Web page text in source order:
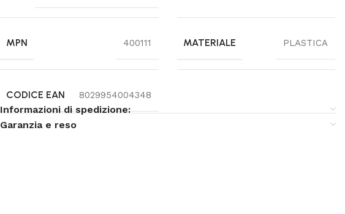
MPN 400111 MATERIALE PLASTICA
CODICE EAN 8029954004348
Informazioni di spedizione:
Garanzia e reso